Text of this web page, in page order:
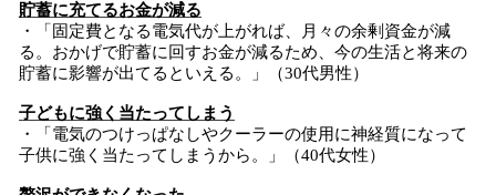
貯蓄に充てるお金が減る
・「固定費となる電気代が上がれば、月々の余剰資金が減
る。おかげで貯蓄に回すお金が減るため、今の生活と将来の
貯蓄に影響が出てるといえる。」（30代男性）
子どもに強く当たってしまう
・「電気のつけっぱなしやクーラーの使用に神経質になって
子供に強く当たってしまうから。」（40代女性）